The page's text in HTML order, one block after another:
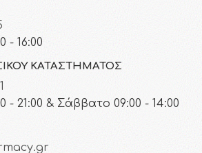
- 16:00
ΚΑΤΑΣΤΉΜΑΤΟΣ
- 21:00 & Σάββατο 09:00 - 14:00